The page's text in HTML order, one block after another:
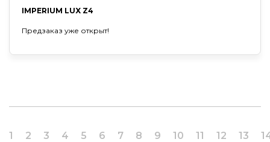
IMPERIUM LUX Z4
Предзаказ уже открыт!
1 2 3 4 5 6 7 8 9 10 11 12 13